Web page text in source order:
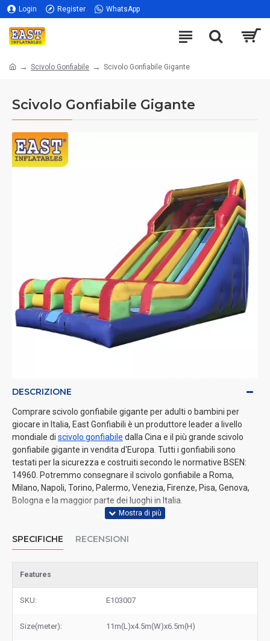
Login Register WhatsApp
Scivolo Gonfiabile Scivolo Gonfiabile Gigante
Scivolo Gonfiabile Gigante
DESCRIZIONE
Comprare scivolo gonfiabile gigante per adulti o bambini per
giocare in Italia, East Gonfiabili è un produttore leader a livello
mondiale di scivolo gonfiabile dalla Cina e il più grande scivolo
gonfiabile gigante in vendita d'Europa. Tutti i gonfiabili sono
testati per la sicurezza e costruiti secondo le normative BSEN:
14960. Potremmo consegnare il scivolo gonfiabile a Roma,
Milano, Napoli, Torino, Palermo, Venezia, Firenze, Pisa, Genova,
Bologna e la maggior parte dei luoghi in Italia.
SPECIFICHE RECENSIONI
Features
SKU: E103007
Size(meter): 11m(L)x4.5m(W)x6.5m(H)